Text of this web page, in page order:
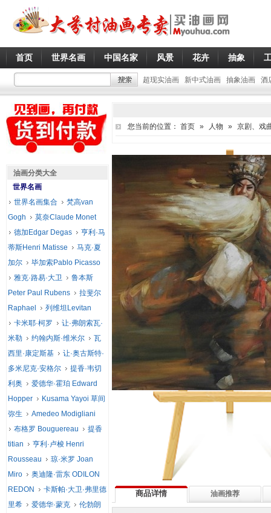
首页 世界名画 中国名家 风景 花卉 抽象
超现实油画 新中式油画 抽象油画 酒
您当前的位置： 首页 » 人物 » 京剧、戏
商品详情 油画推荐
油画分类大全
世界名画
世界名画集合
梵高van
Gogh
莫奈Claude Monet
德加Edgar Degas
亨利·马
蒂斯Henri Matisse
马克·夏
加尔
毕加索Pablo Picasso
雅克·路易·大卫
鲁本斯
Peter Paul Rubens
拉斐尔
Raphael
列维坦Levitan
卡米耶·柯罗
让·弗朗索瓦·
米勒
约翰内斯·维米尔
瓦
西里·康定斯基
让·奥古斯特·
多米尼克·安格尔
提香·韦切
利奥
爱德华·霍珀 Edward
Hopper
Kusama Yayoi 草间
弥生
Amedeo Modigliani
布格罗 Bouguereau
提香
titian
亨利·卢梭 Henri
Rousseau
琼·米罗 Joan
Miro
奥迪隆·雷东 ODILON
REDON
卡斯帕·大卫·弗里德
里希
爱德华·蒙克
伦勃朗